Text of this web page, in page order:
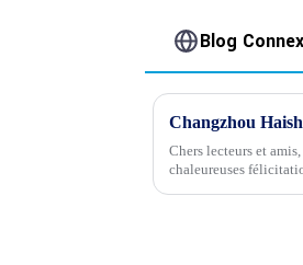
Blog
Chers lecteurs et
chaleureuses